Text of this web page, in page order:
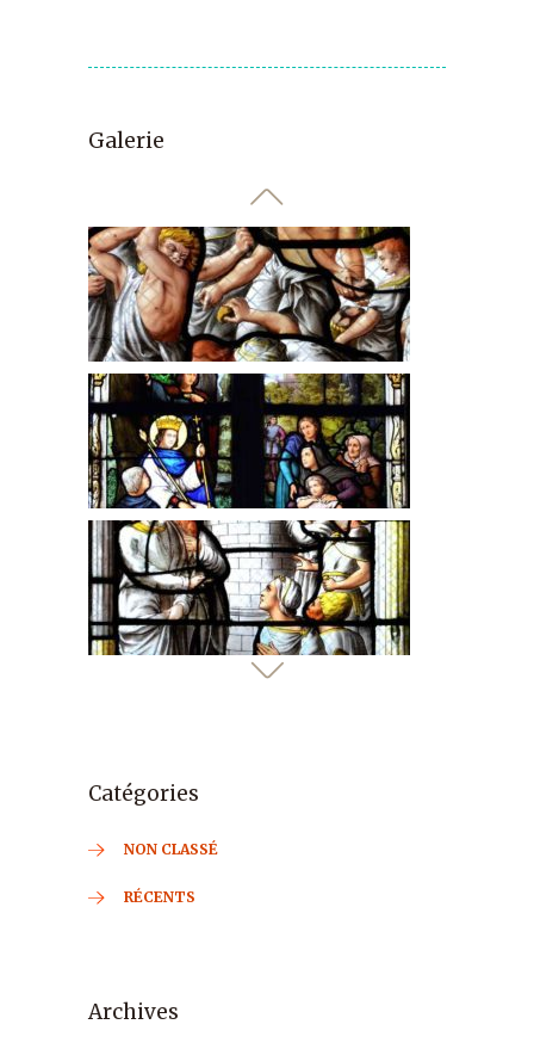
Galerie
Catégories
NON CLASSÉ
RÉCENTS
Archives